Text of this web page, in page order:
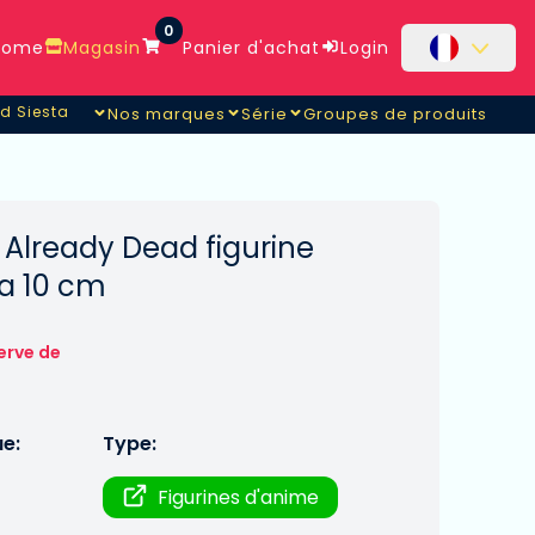
Magasin
0
Panier d'achat Login
Siesta
Siesta Nos marques Série Groupes de produits
Dead figurine
10 cm
de
Type:
Figurines d'anime